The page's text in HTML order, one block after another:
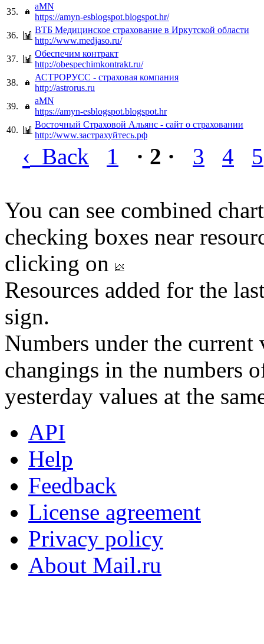
35.
aMN
https://amyn-esblogspot.blogspot.hr/
36.
ВТБ Медицинское страхование в Иркутской области
http://www.medjaso.ru/
37.
Обеспечим контракт
http://obespechimkontrakt.ru/
38.
АСТРОРУСС - страховая компания
http://astrorus.ru
39.
aMN
https://amyn-esblogspot.blogspot.hr
40.
Восточный Страховой Альянс - сайт о страховании
http://www.застрахуйтесь.рф
‹ Back 1 · 2 · 3 4 5
You can see combined
checking boxes near
clicking on
Resources added for the
sign.
Numbers under the
changings in the numbers
yesterday values at the
API
Help
Feedback
License agreement
Privacy policy
About Mail.ru